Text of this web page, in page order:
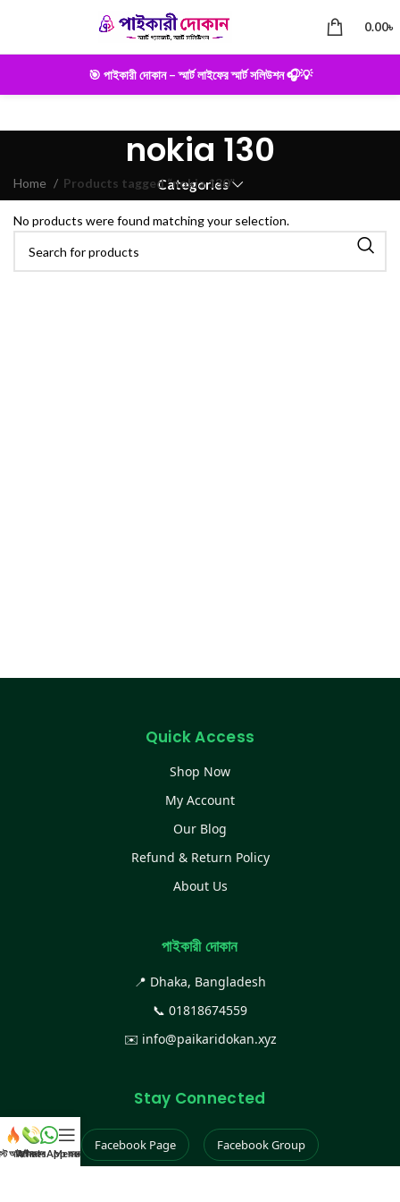
0.00৳
🎯 পাইকারী দোকান – স্মার্ট লাইফের স্মার্ট সলিউশন 🎧💡
nokia 130
Categories
Home Products tagged “nokia 130”
No products were found matching your selection.
Quick Access
Shop Now
My Account
Our Blog
Refund & Return Policy
About Us
পাইকারী দোকান
📍 Dhaka, Bangladesh
📞 01818674559
✉️ info@paikaridokan.xyz
Stay Connected
Facebook Page Facebook Group
আইটেম
কল করুন
WhatsApp করুন
Menu